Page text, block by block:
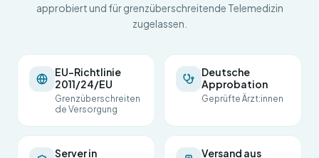
approbiert und für grenzüberschreitende Telemedizin
zugelassen.
EU-Richtlinie
2011/24/EU
Grenzüberschreiten
de Versorgung
Deutsche
Approbation
Geprüfte Ärzt:innen
Server in
Versand aus